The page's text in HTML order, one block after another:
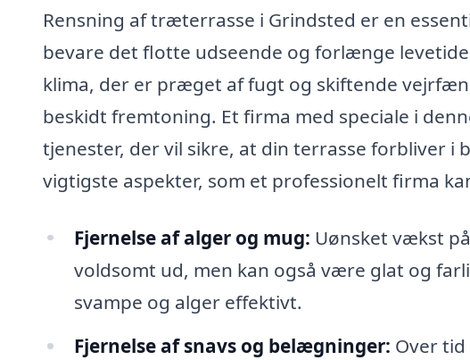
Rensning af træterrasse i Grindsted er en
bevare det flotte udseende og forlænge
klima, der er præget af fugt og skiftende
beskidt fremtoning. Et firma med speciale i
tjenester, der vil sikre, at din terrasse forbliver i
vigtigste aspekter, som et professionelt firma
Fjernelse af alger og mug: Uønsket vækst
voldsomt ud, men kan også være glat og
svampe og alger effektivt.
Fjernelse af snavs og belægninger: Over tid